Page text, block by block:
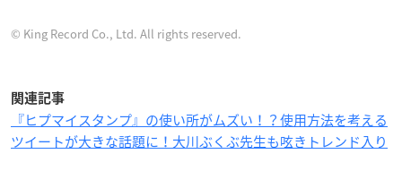
© King Record Co., Ltd. All rights reserved.
関連記事
『ヒプマイスタンプ』の使い所がムズい！？使用方法を考える
ツイートが大きな話題に！大川ぶくぶ先生も呟きトレンド入り